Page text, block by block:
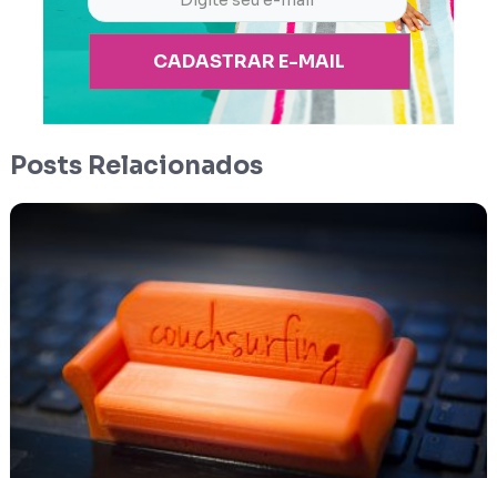
CADASTRAR E-MAIL
Posts Relacionados